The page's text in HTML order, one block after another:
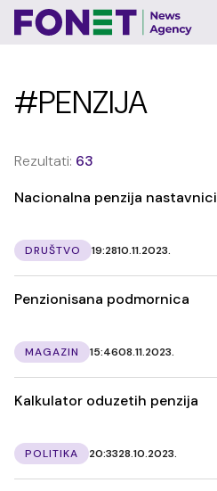
#PENZIJA
Rezultati: 63
Nacionalna penzija nastavnici
DRUŠTVO 19:2810.11.2023.
Penzionisana podmornica
MAGAZIN 15:4608.11.2023.
Kalkulator oduzetih penzija
POLITIKA 20:3328.10.2023.